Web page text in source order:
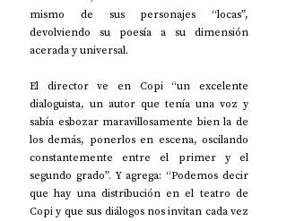
mismo de sus personajes “locas”,
devolviendo su poesía a su dimensión
acerada y universal.
El director ve en Copi “un excelente
dialoguista, un autor que tenía una voz y
sabía esbozar maravillosamente bien la de
los demás, ponerlos en escena, oscilando
constantemente entre el primer y el
segundo grado”. Y agrega: “Podemos decir
que hay una distribución en el teatro de
Copi y que sus diálogos nos invitan cada vez